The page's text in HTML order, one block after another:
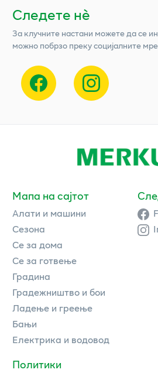
Следете нѐ
За клучните настани можете да се
можно побрзо преку социјалните
Мапа на сајтот
Алати и машини
Сезона
Се за дома
Се за готвење
Градина
Градежништво и бои
Ладење и греење
Бањи
Електрика и водовод
Политики